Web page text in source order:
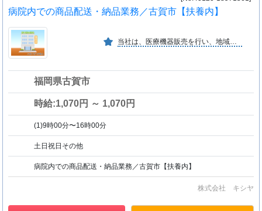
病院内での商品配送・納品業務／古賀市【扶養内】
当社は、医療機器販売を行い、地域医療への貢献を目指し密度の高い営業活動を展開。病院の開業・増改築のサポートや医療材料物流管理サポートも行い、販売高も右肩上がり成長を維持
福岡県古賀市
時給:1,070円 ～ 1,070円
(1)9時00分〜16時00分
土日祝日その他
病院内での商品配送・納品業務／古賀市【扶養内】
株式会社 キシヤ